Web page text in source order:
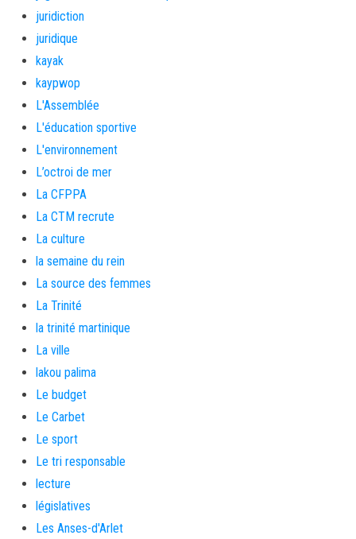
juridiction
juridique
kayak
kaypwop
L'Assemblée
L'éducation sportive
L'environnement
L’octroi de mer
La CFPPA
La CTM recrute
La culture
la semaine du rein
La source des femmes
La Trinité
la trinité martinique
La ville
lakou palima
Le budget
Le Carbet
Le sport
Le tri responsable
lecture
législatives
Les Anses-d'Arlet